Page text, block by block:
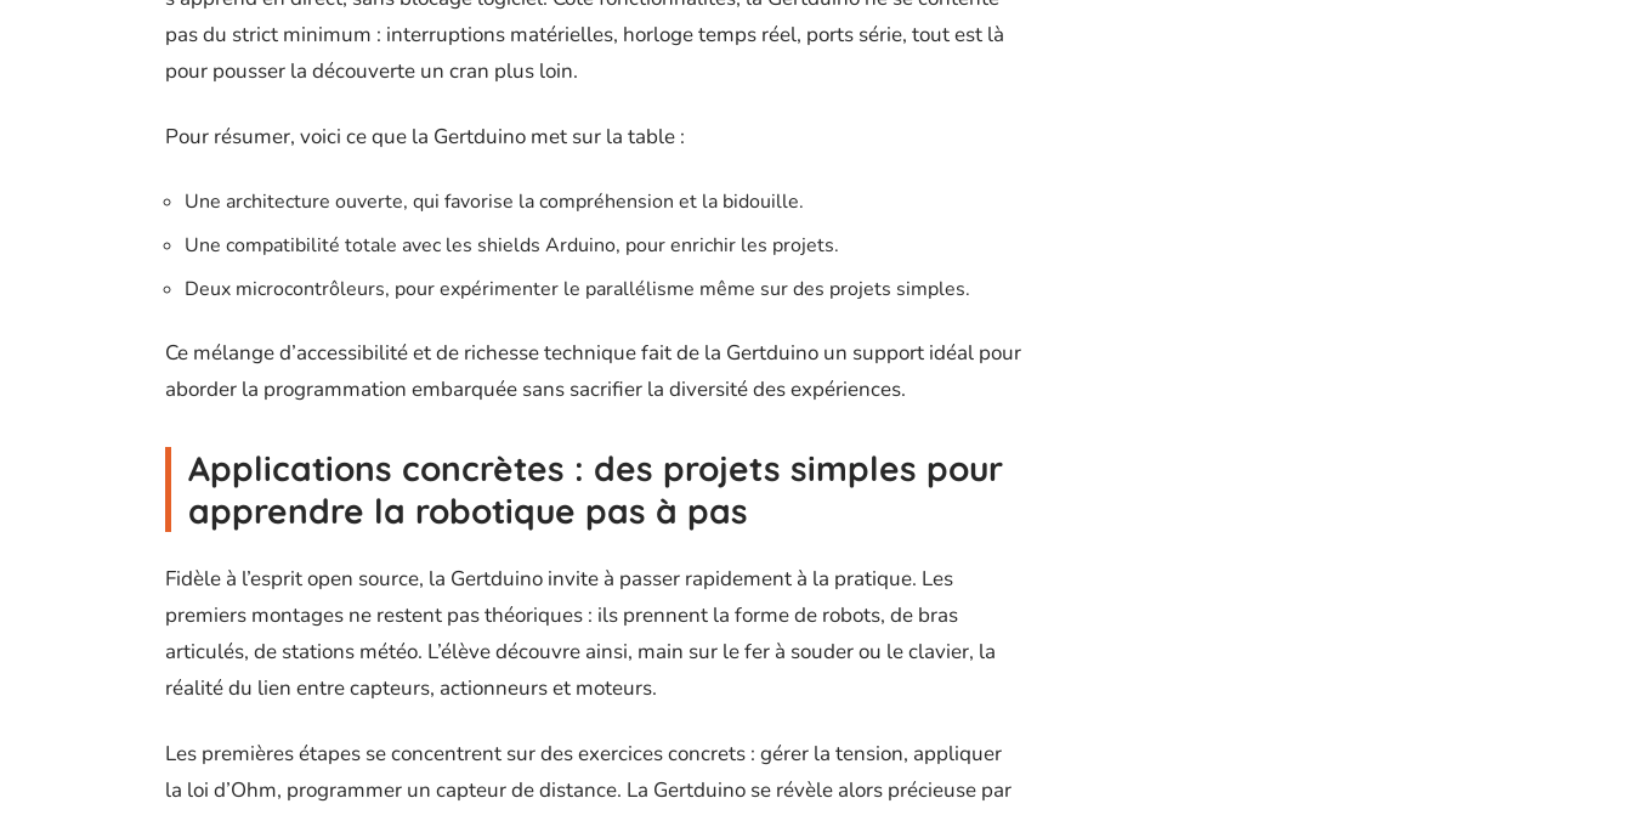
pas du strict minimum : interruptions matérielles, horloge temps réel, ports série, tout est là
pour pousser la découverte un cran plus loin.
Pour résumer, voici ce que la Gertduino met sur la table :
Une architecture ouverte, qui favorise la compréhension et la bidouille.
Une compatibilité totale avec les shields Arduino, pour enrichir les projets.
Deux microcontrôleurs, pour expérimenter le parallélisme même sur des projets simples.
Ce mélange d’accessibilité et de richesse technique fait de la Gertduino un support idéal pour
aborder la programmation embarquée sans sacrifier la diversité des expériences.
Applications concrètes : des projets simples pour
apprendre la robotique pas à pas
Fidèle à l’esprit open source, la Gertduino invite à passer rapidement à la pratique. Les
premiers montages ne restent pas théoriques : ils prennent la forme de robots, de bras
articulés, de stations météo. L’élève découvre ainsi, main sur le fer à souder ou le clavier, la
réalité du lien entre capteurs, actionneurs et moteurs.
Les premières étapes se concentrent sur des exercices concrets : gérer la tension, appliquer
la loi d’Ohm, programmer un capteur de distance. La Gertduino se révèle alors précieuse par